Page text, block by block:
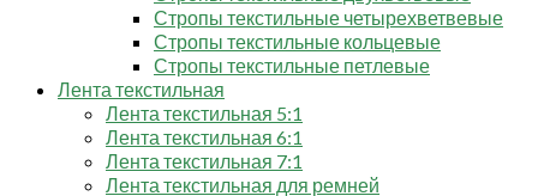
Стропы текстильные четырехветвевые
Стропы текстильные кольцевые
Стропы текстильные петлевые
Лента текстильная
Лента текстильная 5:1
Лента текстильная 6:1
Лента текстильная 7:1
Лента текстильная для ремней